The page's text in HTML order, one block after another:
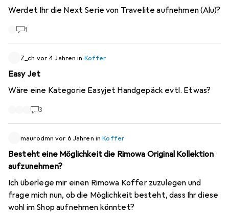
Werdet Ihr die Next Serie von Travelite aufnehmen (Alu)?
1
Z_ch vor 4 Jahren in Koffer
Easy Jet
Wäre eine Kategorie Easyjet Handgepäck evtl. Etwas?
3
maurodmn vor 6 Jahren inKoffer
Besteht eine Möglichkeit die Rimowa Original Kollektion
aufzunehmen?
Ich überlege mir einen Rimowa Koffer zuzulegen und
frage mich nun, ob die Möglichkeit besteht, dass Ihr diese
wohl im Shop aufnehmen könntet?